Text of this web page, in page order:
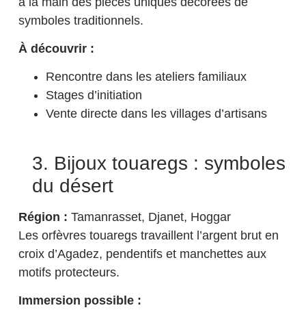
symboles traditionnels.
À découvrir :
Rencontre dans les ateliers familiaux
Stages d’initiation
Vente directe dans les villages d’artisans
3. Bijoux touaregs : symboles
du désert
Région : Tamanrasset, Djanet, Hoggar
Les orfèvres touaregs travaillent l’argent brut en
croix d’Agadez, pendentifs et manchettes aux
motifs protecteurs.
Immersion possible :